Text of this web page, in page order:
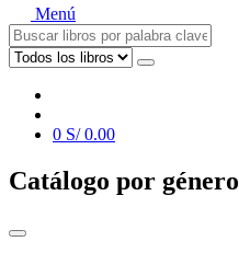
Menú
0 S/0.00
Catálogo por género